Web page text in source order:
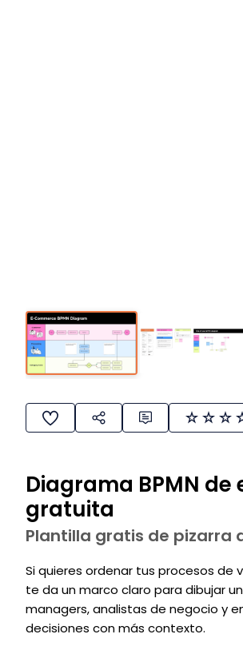
Diagrama BPMN
gratuita
Plantilla gratis de pizarra
Si quieres ordenar tus procesos
te da un marco claro para dibujar
managers, analistas de negocio y
decisiones con más contexto.